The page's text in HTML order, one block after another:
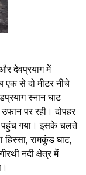
और देवप्रयाग में
से दो मीटर नीचे
स्नान घाट
पर रही। दोपहर
पहुंच गया। इसके चलते
रामकुंड घाट,
नदी क्षेत्र में